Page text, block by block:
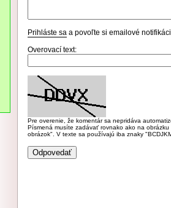
Prihláste sa a povoľte si emailové
Overovací text:
Pre overenie, že komentár sa nepridáva
Písmená musíte zadávať rovnako ako na
obrázok". V texte sa používajú iba znaky